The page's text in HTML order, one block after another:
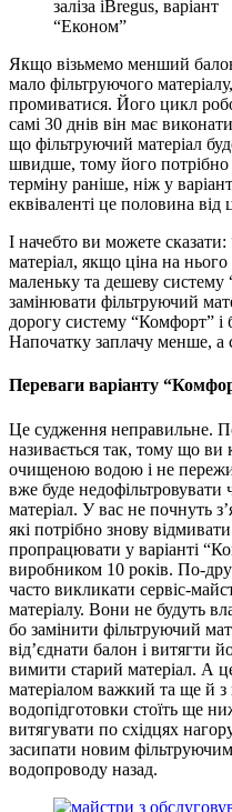
заліза iBregus, варіант
“Економ”
Якщо візьмемо менший
мало фільтруючого
промиватися. Його цикл
самі 30 днів він має
що фільтруючий матеріал
швидше, тому його потрібно
терміну раніше, ніж у
еквіваленті це половина від
І начебто ви можете
матеріал, якщо ціна на
маленьку та дешеву систему
замінювати фільтруючий
дорогу систему “Комфорт” і
Напочатку заплачу менше, а
Переваги варіанту
Це судження неправильне.
називається так, тому що ви
очищеною водою і не
вже буде
матеріал. У вас не почнуть
які потрібно знову
пропрацювати у варіанті
виробником 10 років. По-
часто викликати сервіс-
матеріалу. Вони не будуть
бо замінити фільтруючий
від’єднати балон і витягти
вимити старий матеріал. А
матеріалом важкий та ще й
водопідготовки стоїть ще
витягувати по східцях
засипати новим фільтруючим
водопроводу назад.